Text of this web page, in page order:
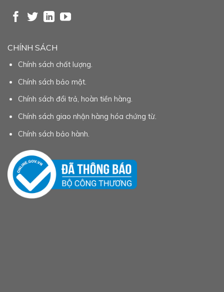
CHÍNH SÁCH
Chính sách chất lượng.
Chính sách bảo mật.
Chính sách đổi trả, hoàn tiền hàng.
Chính sách giao nhận hàng hóa chứng từ.
Chính sách bảo hành.